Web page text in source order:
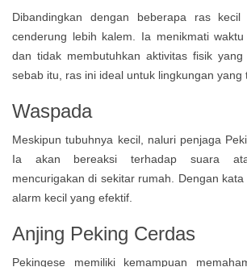
Dibandingkan dengan beberapa ras kecil
cenderung lebih kalem. Ia menikmati
dan tidak membutuhkan aktivitas fisik
sebab itu, ras ini ideal untuk lingkungan yang
Waspada
Meskipun tubuhnya kecil, naluri penjaga
Ia akan bereaksi terhadap suara
mencurigakan di sekitar rumah. Dengan
alarm kecil yang efektif.
Anjing Peking Cerdas
Pekingese memiliki kemampuan